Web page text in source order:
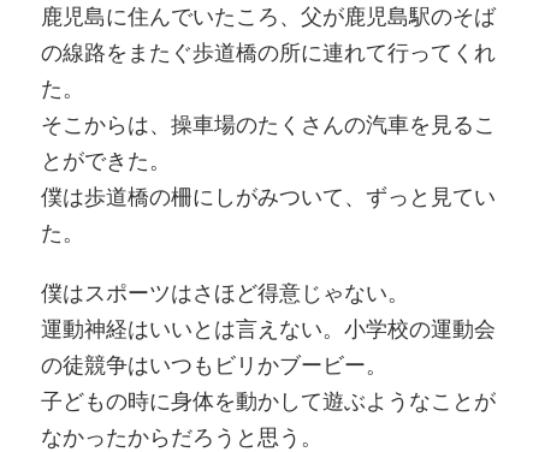
鹿児島に住んでいたころ、父が鹿児島駅のそば
の線路をまたぐ歩道橋の所に連れて行ってくれ
た。
そこからは、操車場のたくさんの汽車を見るこ
とができた。
僕は歩道橋の柵にしがみついて、ずっと見てい
た。
僕はスポーツはさほど得意じゃない。
運動神経はいいとは言えない。小学校の運動会
の徒競争はいつもビリかブービー。
子どもの時に身体を動かして遊ぶようなことが
なかったからだろうと思う。